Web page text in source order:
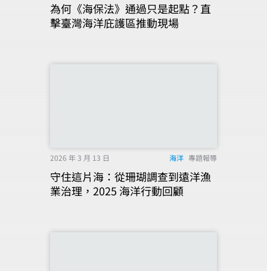
為何《海保法》通過只是起點？直
擊臺灣海洋庇護區推動現場
2026 年 3 月 13 日 海洋 專題報導
守住這片海：從珊瑚調查到遠洋漁
業治理，2025 海洋行動回顧